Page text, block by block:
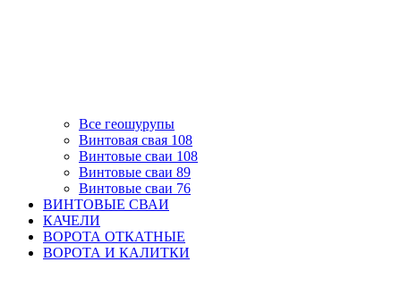
Все геошурупы
Винтовая свая 108
Винтовые сваи 108
Винтовые сваи 89
Винтовые сваи 76
ВИНТОВЫЕ СВАИ
КАЧЕЛИ
ВОРОТА ОТКАТНЫЕ
ВОРОТА И КАЛИТКИ